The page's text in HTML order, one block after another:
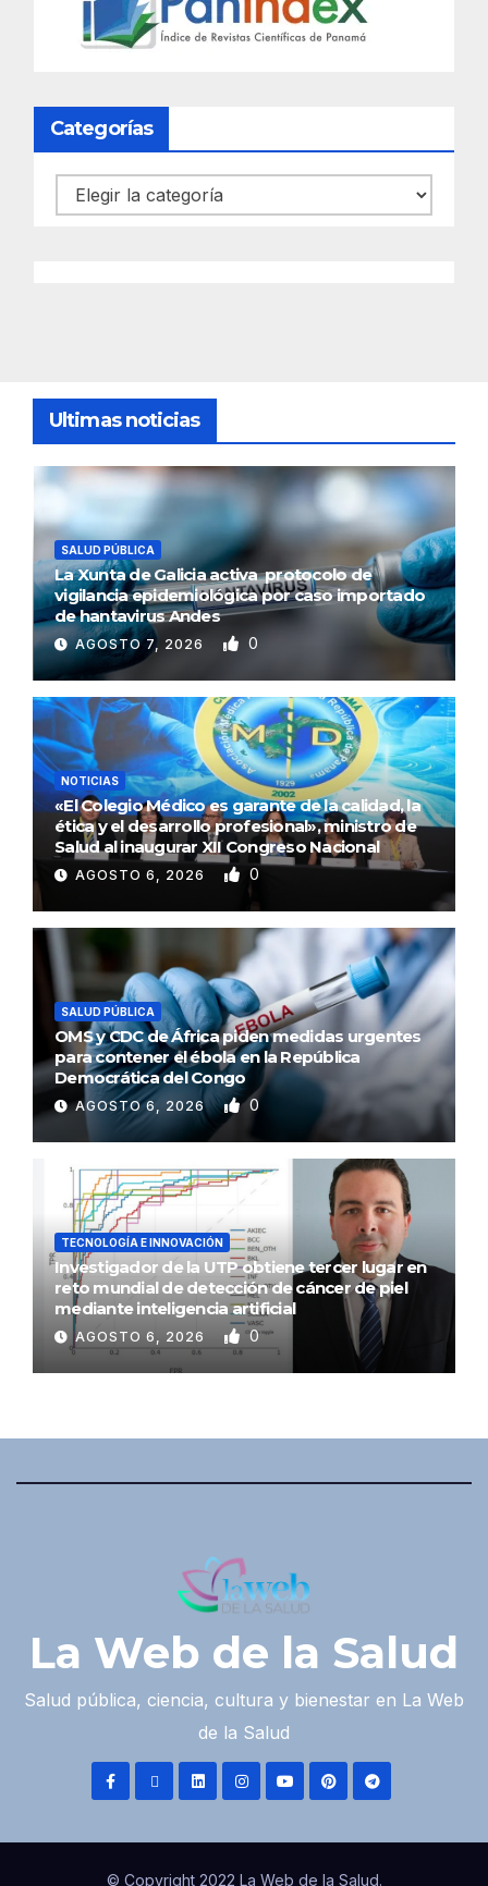
Categorías
Categorías
Ultimas noticias
SALUD PÚBLICA
La Xunta de Galicia activa protocolo de
vigilancia epidemiológica por caso importado
de hantavirus Andes
AGOSTO 7, 2026 0
NOTICIAS
«El Colegio Médico es garante de la calidad, la
ética y el desarrollo profesional», ministro de
Salud al inaugurar XII Congreso Nacional
AGOSTO 6, 2026 0
SALUD PÚBLICA
OMS y CDC de África piden medidas urgentes
para contener el ébola en la República
Democrática del Congo
AGOSTO 6, 2026 0
TECNOLOGÍA E INNOVACIÓN
Investigador de la UTP obtiene tercer lugar en
reto mundial de detección de cáncer de piel
mediante inteligencia artificial
AGOSTO 6, 2026 0
La Web de la Salud
Salud pública, ciencia, cultura y bienestar en La Web
de la Salud
© Copyright 2022 La Web de la Salud.